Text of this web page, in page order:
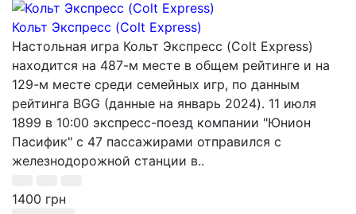
Кольт Экспресс (Colt Express)
Настольная игра Кольт Экспресс (Colt Express)
находится на 487-м месте в общем рейтинге и на
129-м месте среди семейных игр, по данным
рейтинга BGG (данные на январь 2024). 11 июля
1899 в 10:00 экспресс-поезд компании "Юнион
Пасифик" с 47 пассажирами отправился с
железнодорожной станции в..
1400 грн